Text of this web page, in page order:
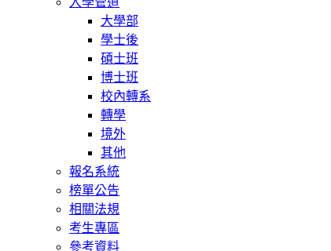
大學部
學士後
碩士班
博士班
校內轉系
轉學
境外
其他
報名系統
榜單公告
相關法規
考生專區
參考資料